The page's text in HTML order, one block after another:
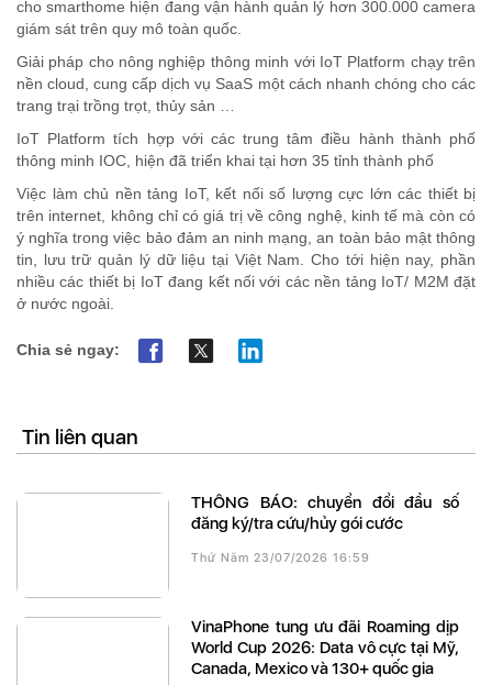
cho smarthome hiện đang vận hành quản lý hơn 300.000 camera
giám sát trên quy mô toàn quốc.
Giải pháp cho nông nghiệp thông minh với IoT Platform chạy trên
nền cloud, cung cấp dịch vụ SaaS một cách nhanh chóng cho các
trang trại trồng trọt, thủy sản …
IoT Platform tích hợp với các trung tâm điều hành thành phố
thông minh IOC, hiện đã triển khai tại hơn 35 tỉnh thành phố
Việc làm chủ nền tảng IoT, kết nối số lượng cực lớn các thiết bị
trên internet, không chỉ có giá trị về công nghệ, kinh tế mà còn có
ý nghĩa trong việc bảo đảm an ninh mạng, an toàn bảo mật thông
tin, lưu trữ quản lý dữ liệu tại Việt Nam. Cho tới hiện nay, phần
nhiều các thiết bị IoT đang kết nối với các nền tảng IoT/ M2M đặt
ở nước ngoài.
Chia sẻ ngay:
Tin liên quan
THÔNG BÁO: chuyển đổi đầu số
đăng ký/tra cứu/hủy gói cước
Thứ Năm 23/07/2026 16:59
VinaPhone tung ưu đãi Roaming dịp
World Cup 2026: Data vô cực tại Mỹ,
Canada, Mexico và 130+ quốc gia